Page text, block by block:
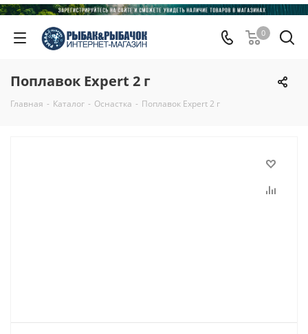
0
Поплавок Expert 2 г
Главная - Каталог - Оснастка - Поплавок Expert 2 г